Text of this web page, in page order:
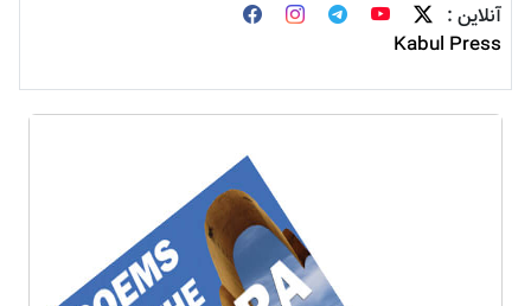
آنلاین :
Kabul Press